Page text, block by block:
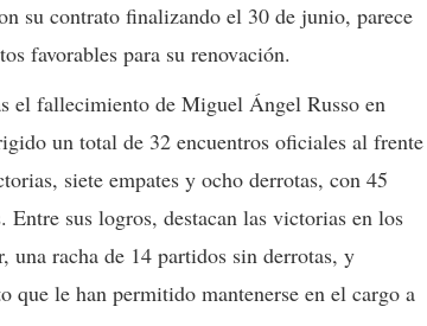
su contrato finalizando el 30 de junio, parece
favorables para su renovación.
el fallecimiento de Miguel Ángel Russo en
un total de 32 encuentros oficiales al frente
siete empates y ocho derrotas, con 45
Entre sus logros, destacan las victorias en los
una racha de 14 partidos sin derrotas, y
que le han permitido mantenerse en el cargo a